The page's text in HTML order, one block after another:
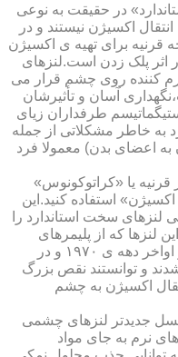
در حقیقت به نوعی
اکسیژن نیستند و در
قرنیه برای تهیه ی اکسیژن
اثر پلک زدن است.لنزهای
کننده روی چشم قرار می
آسان و تأثیرشان
طرفداران زیای
به خاطر مشکلاتی از جمله
اعضای بدن) معمولا فرد
یا «کراتوکونوس»
استفاده کنید.این
سخت استاندارد را
لنزها که از پلیمرهای
نفوذپذیر به اکسیژن ساخته شده اند،در اواخر دهه ی ۱۹۷۰ و در
و ۱۹۹۰ طراحی شدند و توانستند نقص بزرگ
اکسیژن به چشم
جدیدتر لنزهای چشمی
نرم به جای مواد